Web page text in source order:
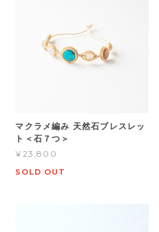
マクラメ編み 天然石ブレスレッ
ト＜石７つ＞
¥23,800
SOLD OUT